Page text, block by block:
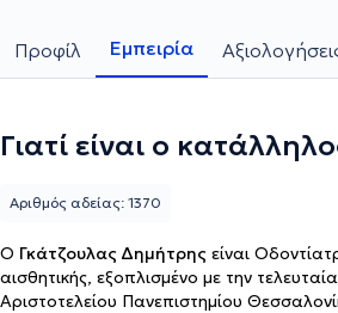
Προφίλ Εμπειρία
Γιατί είναι ο
Ο Γκάτζουλας Δημήτρης είναι
αισθητικής, εξοπλισμένο με την
Αριστοτελείου Πανεπιστημίου
Αριθμός αδείας: 1370